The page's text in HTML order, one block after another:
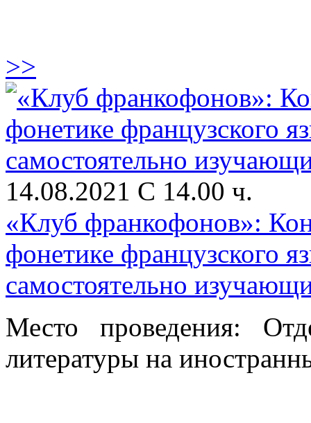
>>
14.08.2021 С 14.00 ч.
«Клуб франкофонов»:
фонетике французского
самостоятельно
Место проведения:
литературы на